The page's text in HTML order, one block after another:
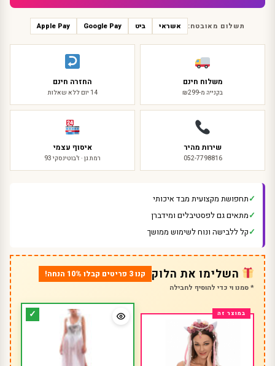
תשלום מאובטח: אשראי ביט Google Pay
Apple Pay
משלוח חינם
בקנייה מ-₪299
החזרה חינם
14 יום ללא שאלות
שירות מהיר
052-7798816
איסוף עצמי
רמת גן · ז'בוטינסקי 93
תחפושת מקצועית מבד איכותי
מתאים גם לפסטיבלים ומידברן
קל ללבישה ונוח לשימוש ממושך
השלימו את הלוק קנו 3 פריטים קבלו 10% הנחה!
* סמנו וי כדי להוסיף לחבילה